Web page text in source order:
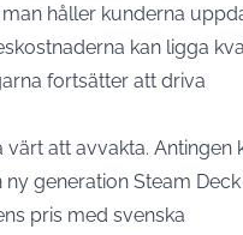
håller kunderna
kan ligga
fortsätter att driva
att avvakta. Antingen
generation Steam
pris med svenska